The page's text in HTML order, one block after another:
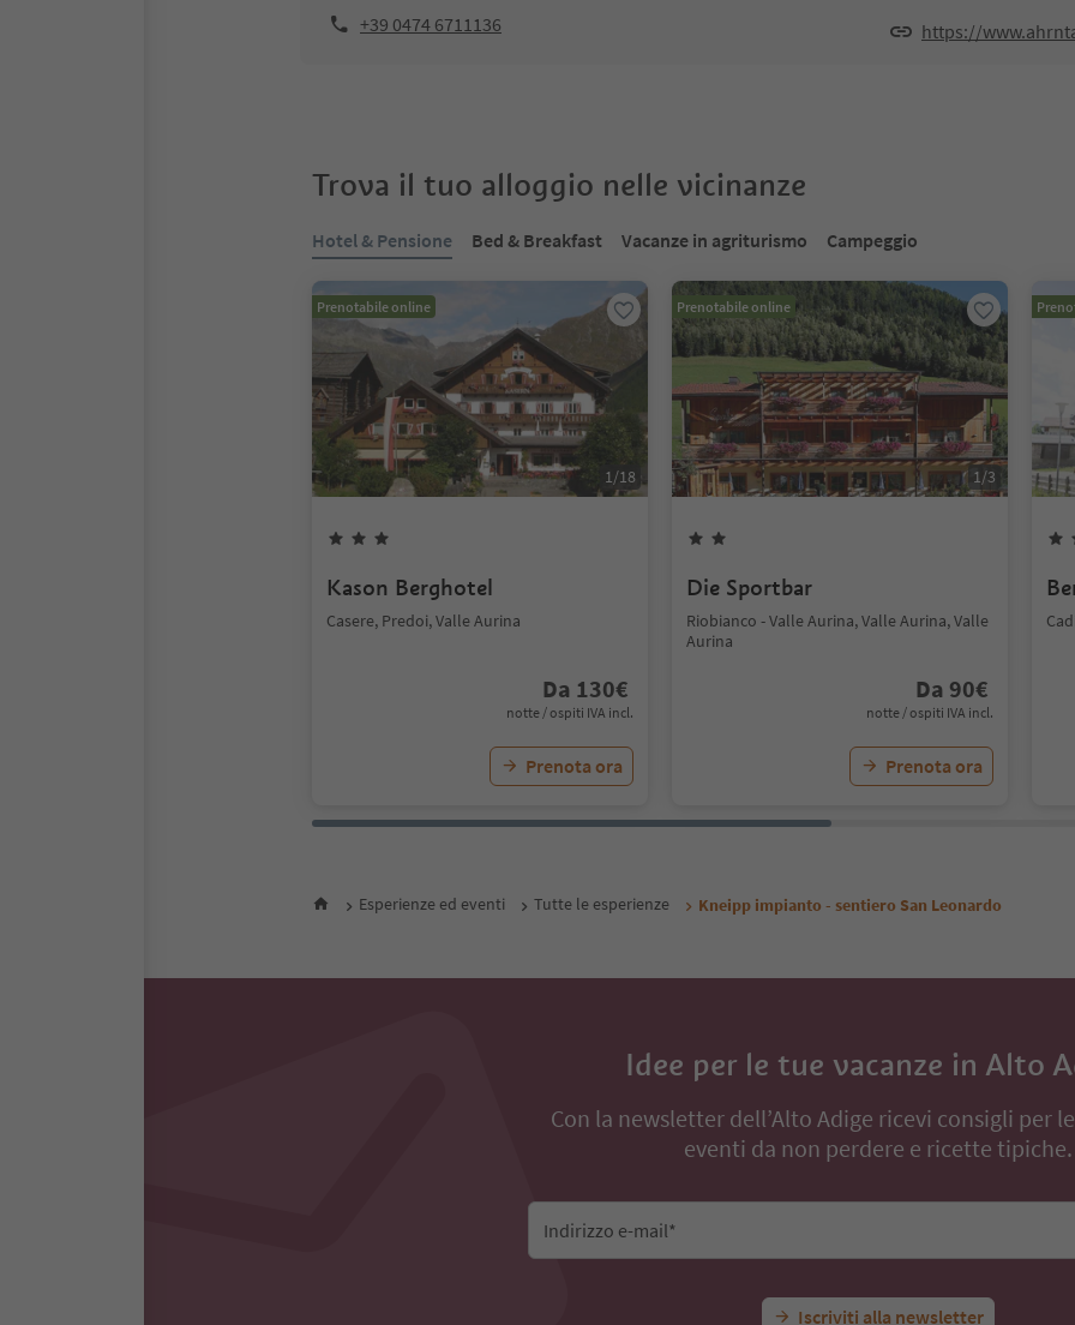
+39 0474 6711136
https://
Trova il tuo alloggio nelle vicinanze
Hotel & Pensione Bed & Breakfast Vacanze in agriturismo Campeggio
Prenotabile online
1/18
Kason Berghotel
Casere, Predoi, Valle Aurina
Da 130€
notte / ospiti IVA incl.
Prenota ora
Prenotabile online
1/3
Die Sportbar
Riobianco - Valle Aurina, Valle Aurina, Valle
Aurina
Da 90€
notte / ospiti IVA incl.
Prenota ora
Esperienze ed eventi Tutte le esperienze Kneipp impianto - sentiero San Leonardo
Idee per le tue vacanze in Alto
Con la newsletter dell’Alto Adige ricevi consigli per
eventi da non perdere e ricette tipiche.
Indirizzo e-mail*
Iscriviti alla newsletter